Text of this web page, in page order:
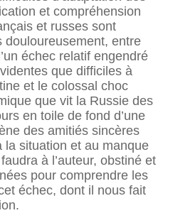
et compréhension
et russes sont
douloureusement, entre
échec relatif engendré
que difficiles à
et le colossal choc
que vit la Russie des
en toile de fond d’une
des amitiés sincères
la situation et au manque
à l’auteur, obstiné et
pour comprendre les
échec, dont il nous fait